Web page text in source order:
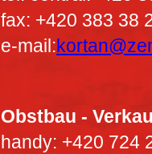
fax: +420 383 38
e-mail:
Obstbau -
handy: +420 724